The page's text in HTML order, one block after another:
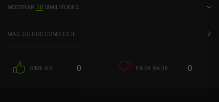
valoración de 4,7 sobre 5,0 en Google Play y de 4,9 sobre 5,0 en la
MOSTRAR 10 SIMILITUDES
MÁS JUEGOS COMO ESTE
SIMILAR 0 PARA NADA 0